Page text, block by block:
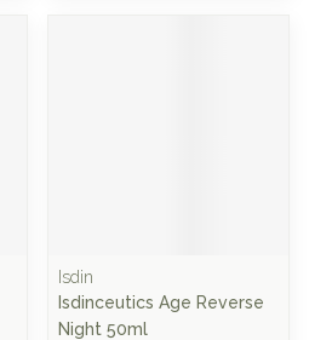
Isdin
Isdinceutics Age Reverse
Night 50ml